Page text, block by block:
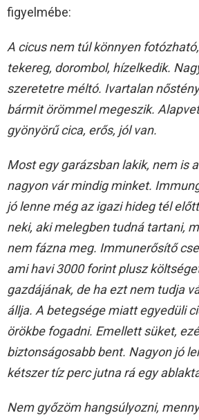
figyelmébe:
A cicus nem túl könnyen
tekereg, dorombol, hízelkedik.
szeretetre méltó. Ivartalan
bármit örömmel megeszik.
gyönyörű cica, erős, jól van.
Most egy garázsban lakik, nem is
nagyon vár mindig minket.
jó lenne még az igazi hideg tél
neki, aki melegben tudná tartani,
nem fázna meg. Immunerősítő
ami havi 3000 forint plusz
gazdájának, de ha ezt nem tudja
állja. A betegsége miatt egyedüli
örökbe fogadni. Emellett süket,
biztonságosabb bent. Nagyon jó
kétszer tíz perc jutna rá egy
Nem győzöm hangsúlyozni,